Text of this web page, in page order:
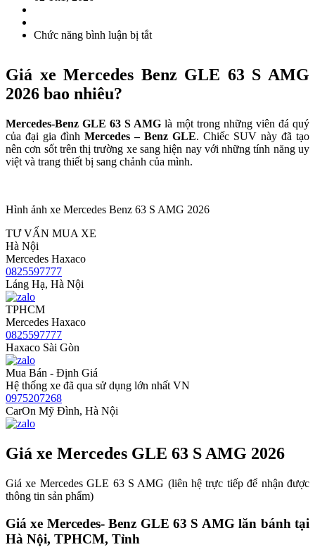
Chức năng bình luận bị tắtở
GLE
2026
Giá xe Mercedes Benz GLE 63 S AMG
2026 bao nhiêu?
Mercedes-Benz GLE 63 S AMG là một trong những viên đá quý
của đại gia đình Mercedes – Benz GLE. Chiếc SUV này đã tạo
nên cơn sốt trên thị trường xe sang hiện nay với những tính năng uy
việt và trang thiết bị sang chảnh của mình.
Hình ảnh xe Mercedes Benz 63 S AMG 2026
TƯ VẤN MUA XE
Hà Nội
Mercedes Haxaco
0825597777
Láng Hạ, Hà Nội
TPHCM
Mercedes Haxaco
0825597777
Haxaco Sài Gòn
Mua Bán - Định Giá
Hệ thống xe đã qua sử dụng lớn nhất VN
0975207268
CarOn Mỹ Đình, Hà Nội
Giá xe Mercedes GLE 63 S AMG 2026
Giá xe Mercedes GLE 63 S AMG (liên hệ trực tiếp để nhận được
thông tin sản phẩm)
Giá xe Mercedes- Benz GLE 63 S AMG lăn bánh tại
Hà Nội, TPHCM, Tỉnh